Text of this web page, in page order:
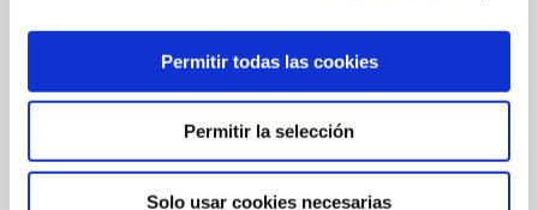
Permitir todas las cookies
Permitir la selección
Solo usar cookies necesarias